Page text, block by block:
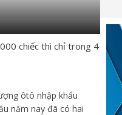
chiếc thì chỉ trong 4
ôtô nhập khẩu
năm nay đã có hai